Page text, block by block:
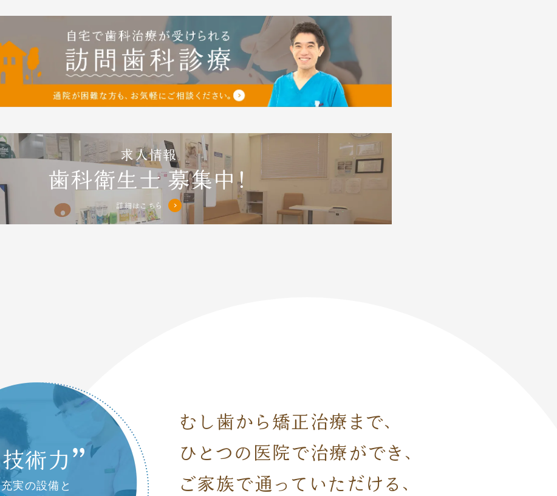
求人情報
歯科衛生士募集中！
詳細はこちら
むし歯から矯正治療まで、
ひとつの医院で治療ができ、
ご家族で通っていただける、
技術力
充実の設備と